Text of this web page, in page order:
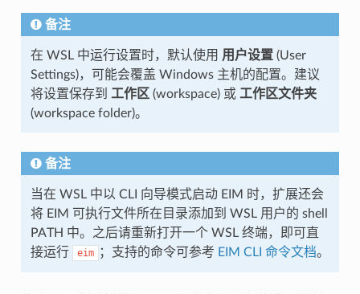
备注
在 WSL 中运行设置时，默认使用 用户设置(User
Settings)，可能会覆盖 Windows 主机的配置。建议
将设置保存到 工作区 (workspace) 或 工作区文件夹
(workspace folder)。
备注
当在 WSL 中以 CLI 向导模式启动 EIM 时，扩展还会
将 EIM 可执行文件所在目录添加到 WSL 用户的 shell
PATH 中。之后请重新打开一个 WSL 终端，即可直
接运行
eim ；支持的命令可参考 EIM CLI 命令文档。